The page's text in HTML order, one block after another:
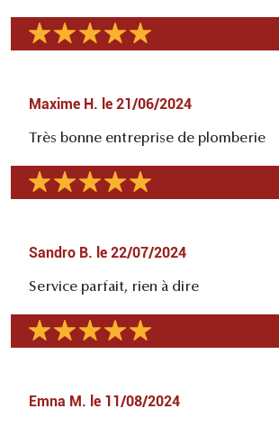
Maxime H. le 21/06/2024
Très bonne entreprise de plomberie
Sandro B. le 22/07/2024
Service parfait, rien à dire
Emna M. le 11/08/2024